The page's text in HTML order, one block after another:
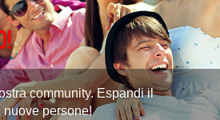
community. Espandi il
nuove persone!